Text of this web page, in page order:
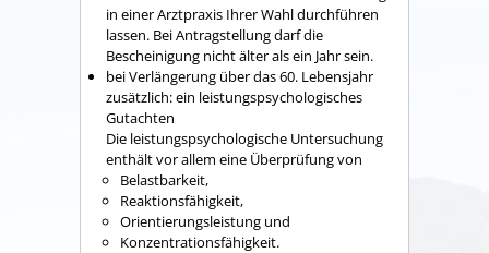
in einer Arztpraxis Ihrer Wahl durchführen
lassen. Bei Antragstellung darf die
Bescheinigung nicht älter als ein Jahr sein.
bei Verlängerung über das 60. Lebensjahr
zusätzlich: ein leistungspsychologisches
Gutachten
Die leistungspsychologische Untersuchung
enthält vor allem eine Überprüfung von
Belastbarkeit,
Reaktionsfähigkeit,
Orientierungsleistung und
Konzentrationsfähigkeit.